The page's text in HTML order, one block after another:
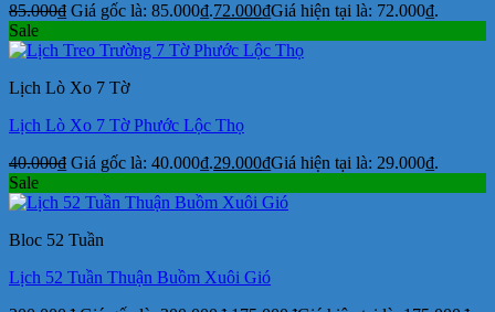
85.000₫ Giá gốc là: 85.000₫.72.000₫Giá hiện tại là: 72.000₫.
Sale
Lịch Lò Xo 7 Tờ
Lịch Lò Xo 7 Tờ Phước Lộc Thọ
40.000₫ Giá gốc là: 40.000₫.29.000₫Giá hiện tại là: 29.000₫.
Sale
Bloc 52 Tuần
Lịch 52 Tuần Thuận Buồm Xuôi Gió